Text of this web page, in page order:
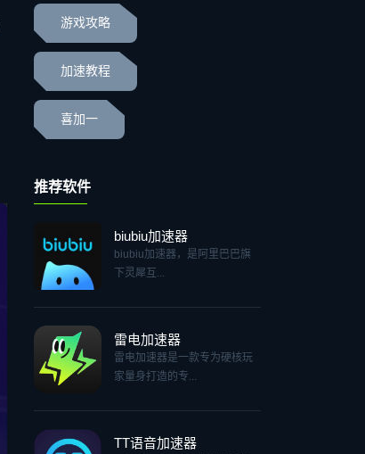
游戏攻略
加速教程
喜加一
推荐软件
biubiu加速器
biubiu加速器，是阿里巴巴旗
下灵犀互...
雷电加速器
雷电加速器是一款专为硬核玩
家量身打造的专...
TT语音加速器